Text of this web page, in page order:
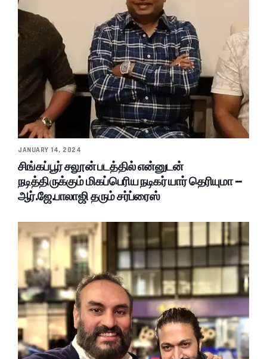
JANUARY 14, 2024
சிங்கப்பூர் சலூன் படத்தில் என்னுடன்
நடித்திருக்கும் மிகப்பெரிய நடிகர் யார் தெரியுமா –
ஆர்.ஜே.பாலாஜி தரும் சர்ப்ரைஸ்